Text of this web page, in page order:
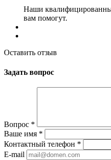
Наши
вам помогут.
Оставить отзыв
Задать вопрос
Вопрос *
Ваше имя *
Контактный телефон *
E-mail